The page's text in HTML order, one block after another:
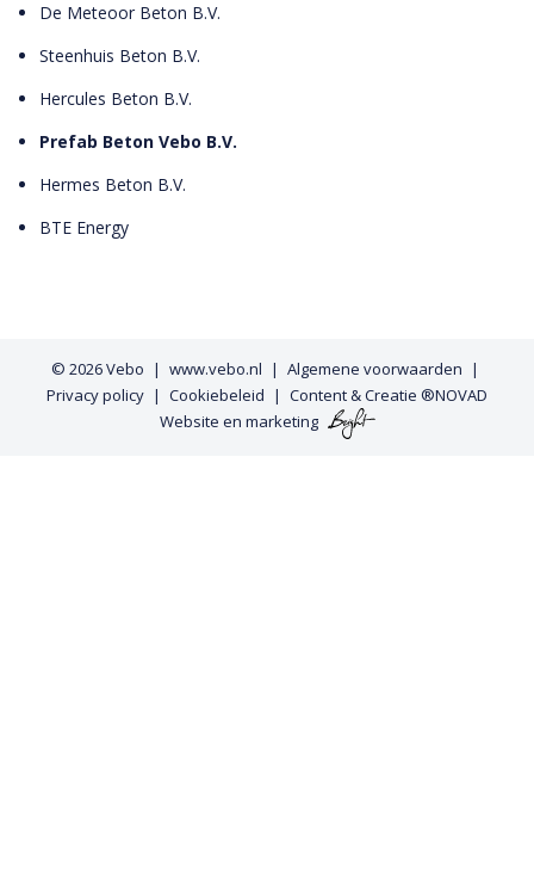
De Meteoor Beton B.V.
Steenhuis Beton B.V.
Hercules Beton B.V.
Prefab Beton Vebo B.V.
Hermes Beton B.V.
BTE Energy
© 2026Vebo www.vebo.nl
Algemene voorwaarden
Privacy policy
Cookiebeleid
Content & Creatie ®NOVAD
Website en marketing